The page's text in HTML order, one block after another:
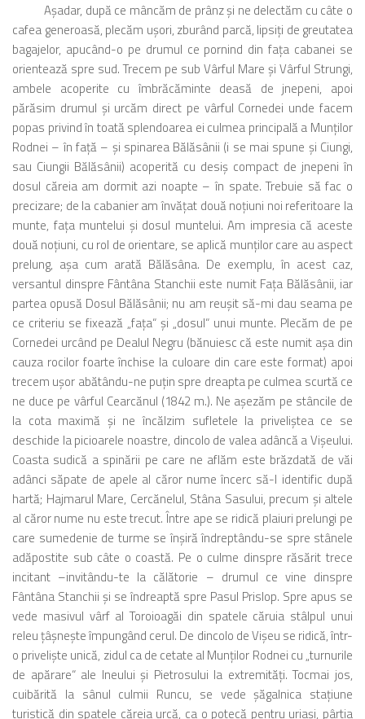
Aşadar, după ce mâncăm de prânz şi ne delectăm cu câte o
cafea generoasă, plecăm uşori, zburând parcă, lipsiţi de greutatea
bagajelor, apucând-o pe drumul ce pornind din faţa cabanei se
orientează spre sud. Trecem pe sub Vârful Mare şi Vârful Strungi,
ambele acoperite cu îmbrăcăminte deasă de jnepeni, apoi
părăsim drumul şi urcăm direct pe vârful Cornedei unde facem
popas privind în toată splendoarea ei culmea principală a Munţilor
Rodnei – în faţă – şi spinarea Bălăsânii (i se mai spune şi Ciungi,
sau Ciungii Bălăsânii) acoperită cu desiş compact de jnepeni în
dosul căreia am dormit azi noapte – în spate. Trebuie să fac o
precizare; de la cabanier am învăţat două noţiuni noi referitoare la
munte, faţa muntelui şi dosul muntelui. Am impresia că aceste
două noţiuni, cu rol de orientare, se aplică munţilor care au aspect
prelung, aşa cum arată Bălăsâna. De exemplu, în acest caz,
versantul dinspre Fântâna Stanchii este numit Faţa Bălăsânii, iar
partea opusă Dosul Bălăsânii; nu am reuşit să-mi dau seama pe
ce criteriu se fixează „faţa“ şi „dosul“ unui munte. Plecăm de pe
Cornedei urcând pe Dealul Negru (bănuiesc că este numit aşa din
cauza rocilor foarte închise la culoare din care este format) apoi
trecem uşor abătându-ne puţin spre dreapta pe culmea scurtă ce
ne duce pe vârful Cearcănul (1842 m.). Ne aşezăm pe stâncile de
la cota maximă şi ne încălzim sufletele la priveliştea ce se
deschide la picioarele noastre, dincolo de valea adâncă a Vişeului.
Coasta sudică a spinării pe care ne aflăm este brăzdată de văi
adânci săpate de apele al căror nume încerc să-l identific după
hartă; Hajmarul Mare, Cercănelul, Stâna Sasului, precum şi altele
al căror nume nu este trecut. Între ape se ridică plaiuri prelungi pe
care sumedenie de turme se înşiră îndreptându-se spre stânele
adăpostite sub câte o coastă. Pe o culme dinspre răsărit trece
incitant –invitându-te la călătorie – drumul ce vine dinspre
Fântâna Stanchii şi se îndreaptă spre Pasul Prislop. Spre apus se
vede masivul vârf al Toroioagăi din spatele căruia stâlpul unui
releu ţâşneşte împungând cerul. De dincolo de Vişeu se ridică, într-
o privelişte unică, zidul ca de cetate al Munţilor Rodnei cu „turnurile
de apărare“ ale Ineului şi Pietrosului la extremităţi. Tocmai jos,
cuibărită la sânul culmii Runcu, se vede şăgalnica staţiune
turistică din spatele căreia urcă, ca o potecă pentru uriaşi, pârtia